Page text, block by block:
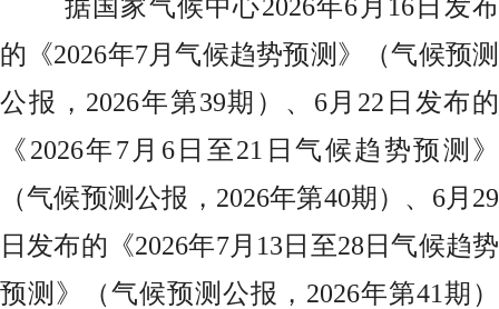
据国家气候中心2026年6月16日发布
的《2026年7月气候趋势预测》（气候预测
公报，2026年第39期）、6月22日发布的
《2026年7月6日至21日气候趋势预测》
（气候预测公报，2026年第40期）、6月29
日发布的《2026年7月13日至28日气候趋势
预测》（气候预测公报，2026年第41期）